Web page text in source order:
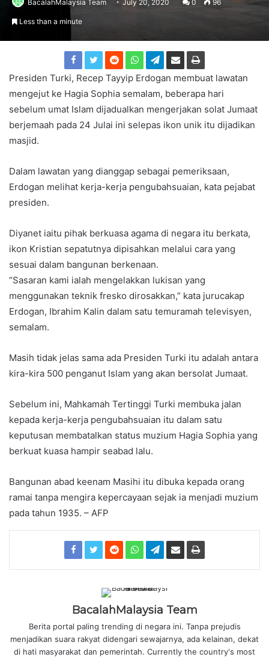
BacalahMalaysia Team July 20, 2020 0 96
Less than a minute
Presiden Turki, Recep Tayyip Erdogan membuat lawatan
mengejut ke Hagia Sophia semalam, beberapa hari
sebelum umat Islam dijadualkan mengerjakan solat Jumaat
berjemaah pada 24 Julai ini selepas ikon unik itu dijadikan
masjid.
Dalam lawatan yang dianggap sebagai pemeriksaan,
Erdogan melihat kerja-kerja pengubahsuaian, kata pejabat
presiden.
Diyanet iaitu pihak berkuasa agama di negara itu berkata,
ikon Kristian sepatutnya dipisahkan melalui cara yang
sesuai dalam bangunan berkenaan.
“Sasaran kami ialah mengelakkan lukisan yang
menggunakan teknik fresko dirosakkan,” kata jurucakap
Erdogan, Ibrahim Kalin dalam satu temuramah televisyen,
semalam.
Masih tidak jelas sama ada Presiden Turki itu adalah antara
kira-kira 500 penganut Islam yang akan bersolat Jumaat.
Sebelum ini, Mahkamah Tertinggi Turki membuka jalan
kepada kerja-kerja pengubahsuaian itu dalam satu
keputusan membatalkan status muzium Hagia Sophia yang
berkuat kuasa hampir seabad lalu.
Bangunan abad keenam Masihi itu dibuka kepada orang
ramai tanpa mengira kepercayaan sejak ia menjadi muzium
pada tahun 1935. – AFP
BacalahMalaysia Team
Berita portal paling trending di negara ini. Tanpa prejudis
menjadikan suara rakyat didengari sewajarnya, ada kelainan, dekat
di hati masyarakat dan pemerintah. Currently the country's most